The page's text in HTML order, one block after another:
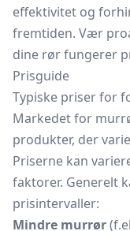
effektivitet og
fremtiden. Vær
dine rør fungerer
Prisguide
Typiske priser for
Markedet for
produkter, der
Priserne kan
faktorer. Generelt
prisintervaller:
Mindre murrør